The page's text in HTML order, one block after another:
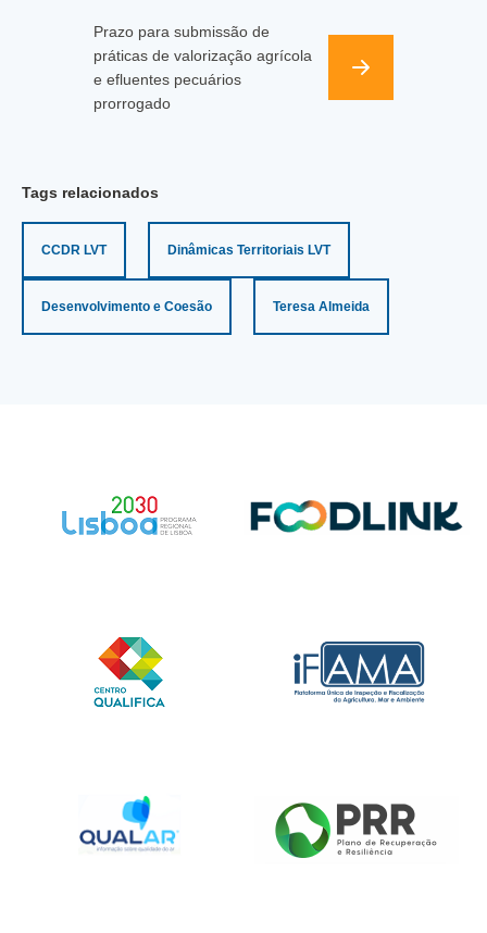
Prazo para submissão de
práticas de valorização agrícola
e efluentes pecuários
prorrogado
Tags relacionados
CCDR LVT Dinâmicas Territoriais LVT
Desenvolvimento e Coesão Teresa Almeida